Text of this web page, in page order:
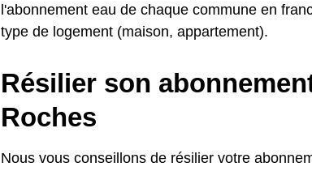
l'abonnement eau de chaque commune en
type de logement (maison, appartement).
Résilier son
Roches
Nous vous conseillons de résilier votre